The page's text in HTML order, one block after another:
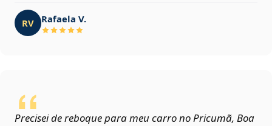
RV Rafaela V.
Precisei de reboque para meu carro no Pricumã, Boa